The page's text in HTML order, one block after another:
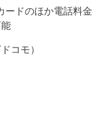
ードのほか電話料金
コモ）